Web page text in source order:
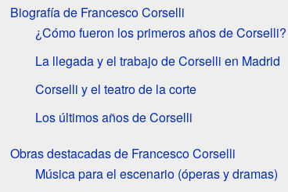
Biografía de Francesco Corselli
¿Cómo fueron los primeros años de Corselli?
La llegada y el trabajo de Corselli en Madrid
Corselli y el teatro de la corte
Los últimos años de Corselli
Obras destacadas de Francesco Corselli
Música para el escenario (óperas y dramas)